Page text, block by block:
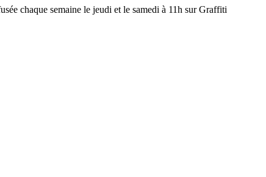
chaque semaine le jeudi et le samedi à 11h sur Graffiti